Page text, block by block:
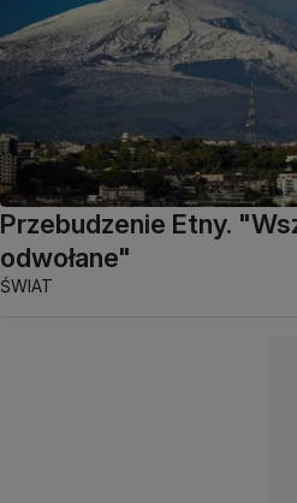
Przebudzenie Etny.
odwołane"
ŚWIAT